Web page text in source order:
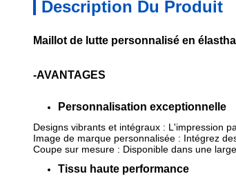
Description Du Produit
Maillot de lutte personnalisé en
-AVANTAGES
Personnalisation exceptionnelle
Designs vibrants et intégraux : L'impression
Image de marque personnalisée : Intégrez
Coupe sur mesure : Disponible dans une
Tissu haute performance